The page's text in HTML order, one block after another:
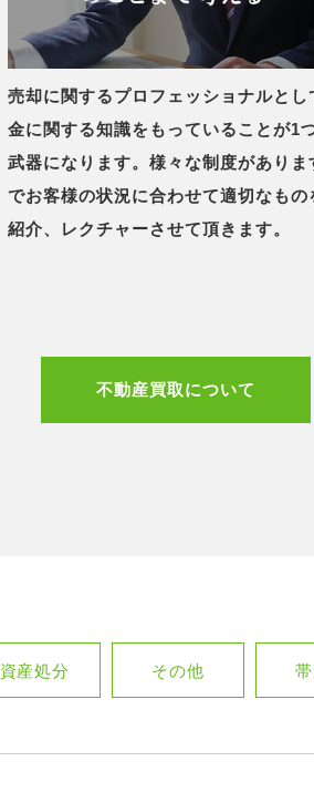
売却に関するプロフェッショナルとし
金に関する知識をもっていることが1
武器になります。様々な制度がありま
でお客様の状況に合わせて適切なもの
紹介、レクチャーさせて頂きます。
不動産買取について
資産処分 その他